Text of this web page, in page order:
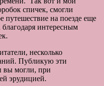
спичек, смогли
путешествие на поезде еще
интересным
несколько
Публикую эти
вы могли, при
эрудицией.